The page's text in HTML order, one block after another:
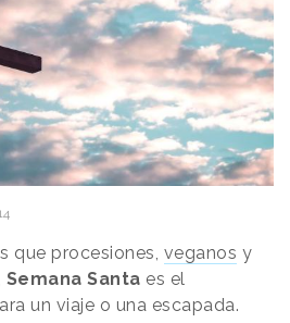
que procesiones, veganos y
Semana Santa es el
un viaje o una escapada.